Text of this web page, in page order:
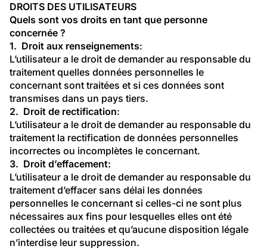
DROITS DES UTILISATEURS
Quels sont vos droits en tant que personne
concernée ?
1.  Droit aux renseignements:
L’utilisateur a le droit de demander au responsable du
traitement quelles données personnelles le
concernant sont traitées et si ces données sont
transmises dans un pays tiers.
2.  Droit de rectification:
L’utilisateur a le droit de demander au responsable du
traitement la rectification de données personnelles
incorrectes ou incomplètes le concernant.
3.  Droit d’effacement:
L’utilisateur a le droit de demander au responsable du
traitement d’effacer sans délai les données
personnelles le concernant si celles-ci ne sont plus
nécessaires aux fins pour lesquelles elles ont été
collectées ou traitées et qu’aucune disposition légale
n’interdise leur suppression.